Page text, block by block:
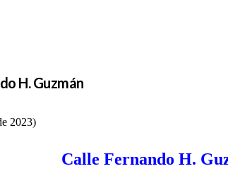
H. Guzmán
2023)
Calle Fernando H.